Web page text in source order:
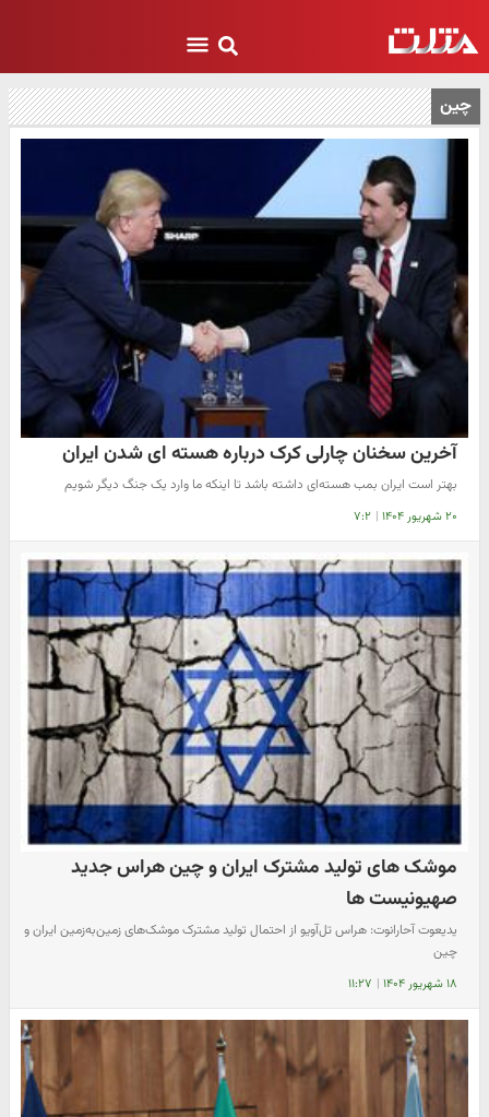
چین
آخرین سخنان چارلی کرک درباره هسته ای شدن ایران
بهتر است ایران بمب هسته‌ای داشته باشد تا اینکه ما وارد یک جنگ دیگر شویم
۲۰ شهریور ۱۴۰۴ | ۷:۲
موشک های تولید مشترک ایران و چین هراس جدید
صهیونیست ها
یدیعوت آحارانوت: هراس تل‌آویو از احتمال تولید مشترک موشک‌های زمین‌به‌زمین ایران و
چین
۱۸ شهریور ۱۴۰۴ | ۱۱:۲۷